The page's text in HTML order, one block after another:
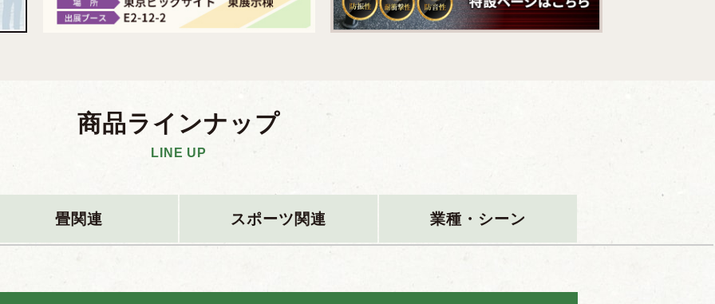
商品ラインナップ
LINE UP
畳関連 スポーツ関連 業種・シーン